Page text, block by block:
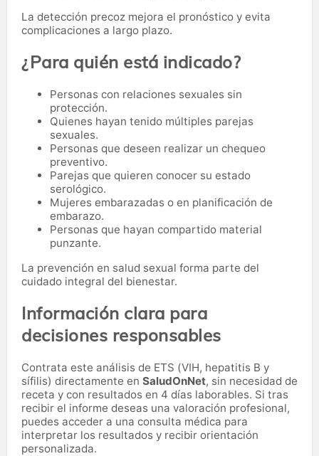
La detección precoz mejora el pronóstico y evita
complicaciones a largo plazo.
¿Para quién está indicado?
Personas con relaciones sexuales sin
protección.
Quienes hayan tenido múltiples parejas
sexuales.
Personas que deseen realizar un chequeo
preventivo.
Parejas que quieren conocer su estado
serológico.
Mujeres embarazadas o en planificación de
embarazo.
Personas que hayan compartido material
punzante.
La prevención en salud sexual forma parte del
cuidado integral del bienestar.
Información clara para
decisiones responsables
Contrata este análisis de ETS (VIH, hepatitis B y
sífilis) directamente en SaludOnNet, sin necesidad de
receta y con resultados en 4 días laborables. Si tras
recibir el informe deseas una valoración profesional,
puedes acceder a una consulta médica para
interpretar los resultados y recibir orientación
personalizada.